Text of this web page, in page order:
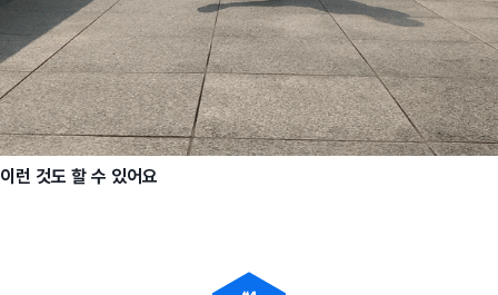
이런 것도 할 수 있어요